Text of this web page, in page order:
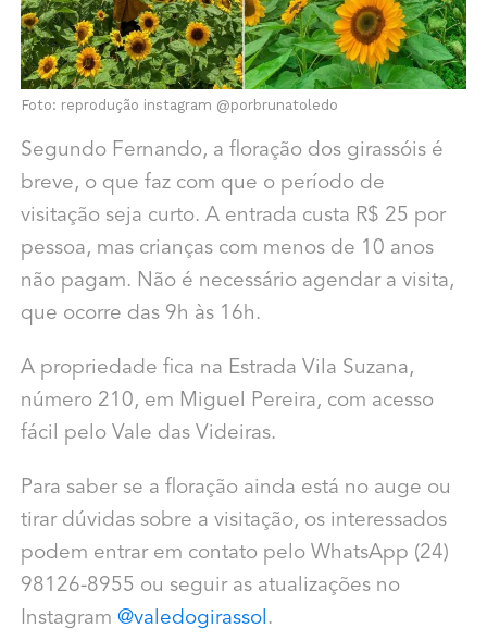
Foto: reprodução instagram @porbrunatoledo
Segundo Fernando, a floração dos girassóis é
breve, o que faz com que o período de
visitação seja curto. A entrada custa R$ 25 por
pessoa, mas crianças com menos de 10 anos
não pagam. Não é necessário agendar a visita,
que ocorre das 9h às 16h.
A propriedade fica na Estrada Vila Suzana,
número 210, em Miguel Pereira, com acesso
fácil pelo Vale das Videiras.
Para saber se a floração ainda está no auge ou
tirar dúvidas sobre a visitação, os interessados
podem entrar em contato pelo WhatsApp (24)
98126-8955 ou seguir as atualizações no
Instagram @valedogirassol .